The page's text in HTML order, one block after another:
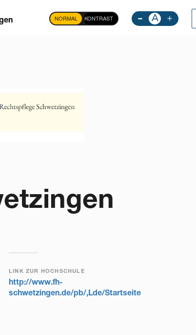
NORMAL KONTRAST - A +
LINK ZUR HOCHSCHULE
http://www.fh-
schwetzingen.de/pb/,Lde/Startseite